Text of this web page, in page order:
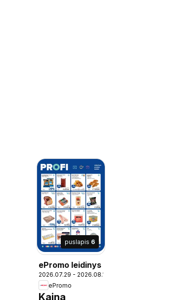
puslapis 6
ePromo leidinys
2026.07.29 - 2026.08.11
ePromo
Kaina